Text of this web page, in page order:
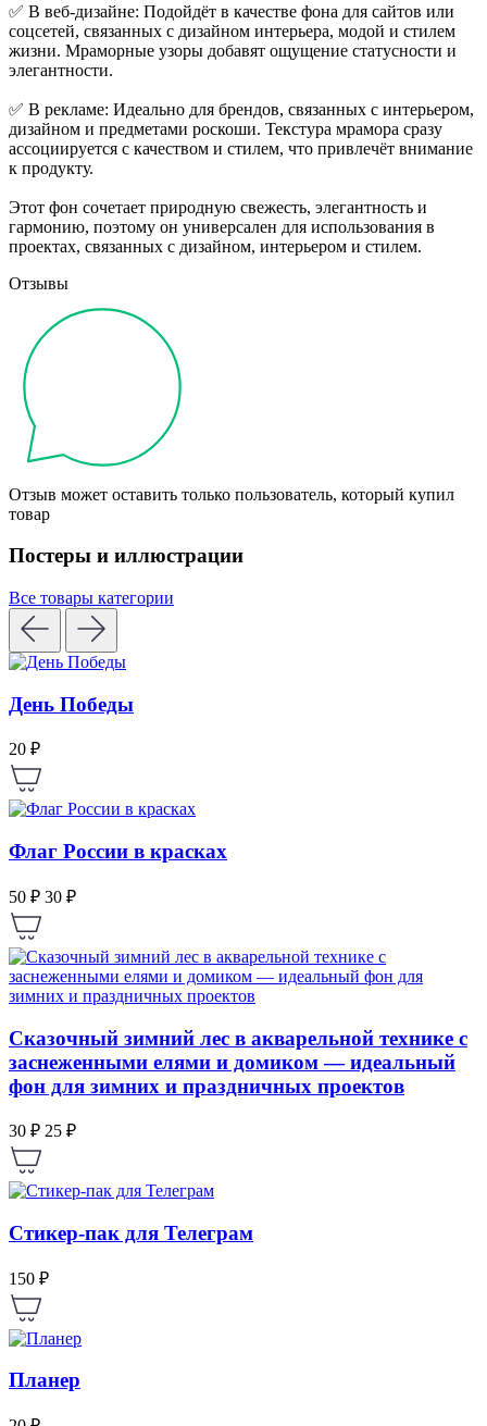
✅ В веб-дизайне: Подойдёт в качестве фона для сайтов или
соцсетей, связанных с дизайном интерьера, модой и стилем
жизни. Мраморные узоры добавят ощущение статусности и
элегантности.
✅ В рекламе: Идеально для брендов, связанных с интерьером,
дизайном и предметами роскоши. Текстура мрамора сразу
ассоциируется с качеством и стилем, что привлечёт внимание
к продукту.
Этот фон сочетает природную свежесть, элегантность и
гармонию, поэтому он универсален для использования в
проектах, связанных с дизайном, интерьером и стилем.
Отзывы
Отзыв может оставить только пользователь, который купил
товар
Постеры и иллюстрации
Все товары категории
День Победы
20 ₽
Флаг России в красках
50 ₽ 30 ₽
Сказочный зимний лес в акварельной технике с
заснеженными елями и домиком — идеальный
фон для зимних и праздничных проектов
30 ₽ 25 ₽
Стикер-пак для Телеграм
150 ₽
Планер